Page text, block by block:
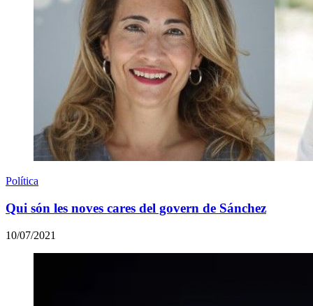
Política
Qui són les noves cares del govern de Sánchez
10/07/2021